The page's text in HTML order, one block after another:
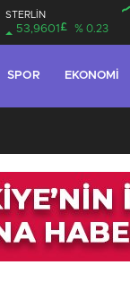
STERLİN
53,9601 £ % 0.23
SPOR EKONOMI